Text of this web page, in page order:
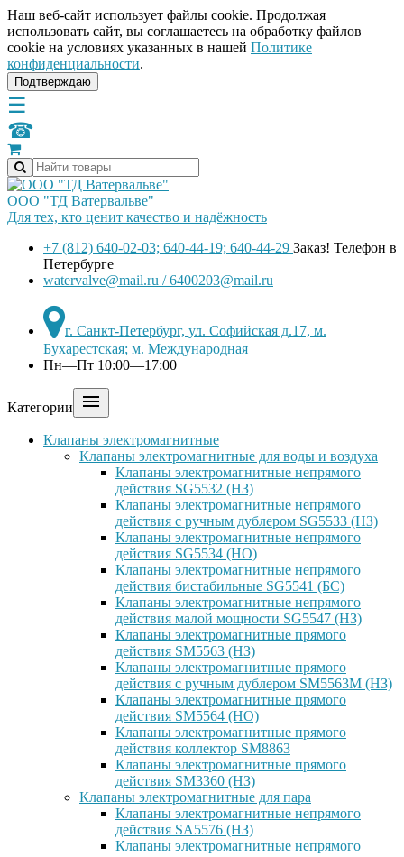
Наш веб-сайт использует файлы cookie. Продолжая
использовать сайт, вы соглашаетесь на обработку файлов
сookie на условиях указанных в нашей Политике
конфиденциальности.
Подтверждаю
☰
☎
ООО "ТД Ватервальве"
Для тех, кто ценит качество и надёжность
+7 (812) 640-02-03; 640-44-19; 640-44-29 Заказ! Телефон в
Петербурге
watervalve@mail.ru / 6400203@mail.ru
г. Санкт-Петербург, ул. Софийская д.17, м.
Бухарестская; м. Международная
Пн—Пт 10:00—17:00
Категории 
Клапаны электромагнитные
Клапаны электромагнитные для воды и воздуха
Клапаны электромагнитные непрямого
действия SG5532 (НЗ)
Клапаны электромагнитные непрямого
действия с ручным дублером SG5533 (НЗ)
Клапаны электромагнитные непрямого
действия SG5534 (НО)
Клапаны электромагнитные непрямого
действия бистабильные SG5541 (БС)
Клапаны электромагнитные непрямого
действия малой мощности SG5547 (НЗ)
Клапаны электромагнитные прямого
действия SM5563 (НЗ)
Клапаны электромагнитные прямого
действия с ручным дублером SM5563M (НЗ)
Клапаны электромагнитные прямого
действия SM5564 (НО)
Клапаны электромагнитные прямого
дейcтвия коллектор SM8863
Клапаны электромагнитные прямого
действия SM3360 (НЗ)
Клапаны электромагнитные для пара
Клапаны электромагнитные непрямого
действия SA5576 (НЗ)
Клапаны электромагнитные непрямого